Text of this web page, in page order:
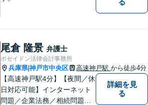
尾倉 隆景 弁護士
ポセイドン法律会計事務所
兵庫県|神戸市中央区 高速神戸駅 から徒歩4分
【高速神戸駅4分】【夜間／休
日対応可能】インターネット
問題／企業法務／相続問題／
詳細を見
る